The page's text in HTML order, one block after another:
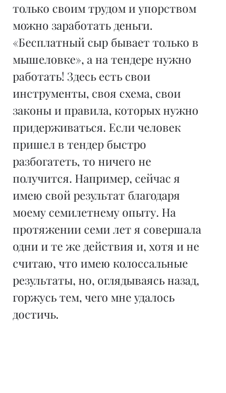
только своим трудом и упорством
можно заработать деньги.
«Бесплатный сыр бывает только в
мышеловке», а на тендере нужно
работать! Здесь есть свои
инструменты, своя схема, свои
законы и правила, которых нужно
придерживаться. Если человек
пришел в тендер быстро
разбогатеть, то ничего не
получится. Например, сейчас я
имею свой результат благодаря
моему семилетнему опыту. На
протяжении семи лет я совершала
одни и те же действия и, хотя и не
считаю, что имею колоссальные
результаты, но, оглядываясь назад,
горжусь тем, чего мне удалось
достичь.